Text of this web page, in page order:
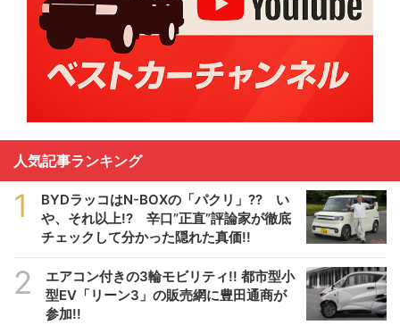
人気記事ランキング
1
BYDラッコはN-BOXの「パクリ」?? い
や、それ以上!? 辛口”正直”評論家が徹底
チェックして分かった隠れた真価!!
2
エアコン付きの3輪モビリティ!! 都市型小
型EV「リーン3」の販売網に豊田通商が
参加!!